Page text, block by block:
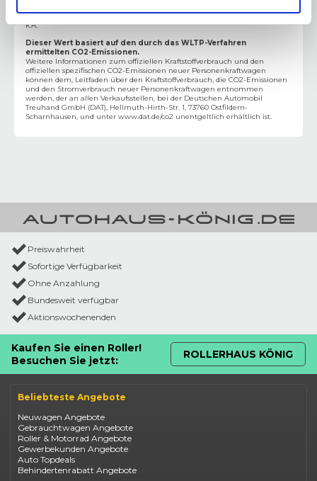
CO2-Klasse:
k.A.
Dieser Wert basiert auf den durch das WLTP-Verfahren
ermittelten CO2-Emissionen.
Weitere Informationen zum offiziellen Kraftstoffverbrauch und den
offiziellen spezifischen CO2-Emissionen neuer Personenkraftwagen
können dem‚ Leitfaden über den Kraftstoffverbrauch, die CO2-Emissionen
und den Stromverbrauch neuer Personenkraftwagen entnommen
werden, der an allen Verkaufsstellen, bei der Deutschen Automobil
Treuhand GmbH (DAT), Hellmuth-Hirth-Str. 1, 73760 Ostfildern-
Scharnhausen, und unter www.dat.de/co2 unentgeltlich erhältlich ist.
Preiswahrheit
Sofortige Verfügbarkeit
Ohne Anzahlung
Bundesweit verfügbar
Aktionswochenenden
Kaufen Sie einen Roller!
Besuchen Sie jetzt:
ROLLERHAUS KÖNIG
Beliebteste Angebote
Neuwagen Angebote
Gebrauchtwagen Angebote
Roller & Motorrad Angebote
Gewerbekunden Angebote
Auto Topdeals
Behindertenrabatt Angebote